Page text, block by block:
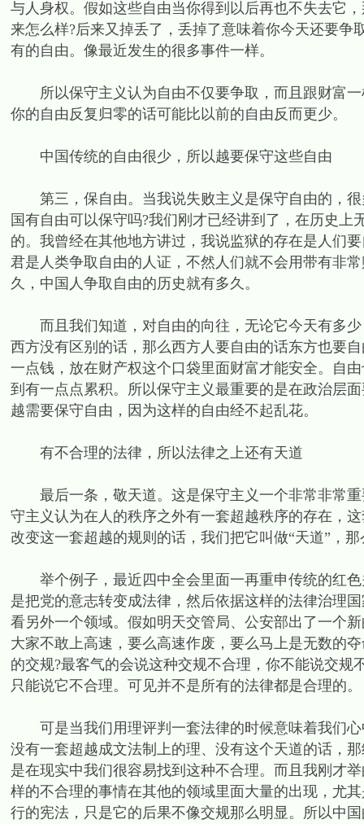
与人身权。假如这些自由当你得到以后再也不失去它
来怎么样?后来又掉丢了，丢掉了意味着你今天还要
有的自由。像最近发生的很多事件一样。
所以保守主义认为自由不仅要争取，而且跟财富一
你的自由反复归零的话可能比以前的自由反而更少。
中国传统的自由很少，所以越要保守这些自由
第三，保自由。当我说失败主义是保守自由的，很
国有自由可以保守吗?我们刚才已经讲到了，在历史
的。我曾经在其他地方讲过，我说监狱的存在是人们
君是人类争取自由的人证，不然人们就不会用带有非
久，中国人争取自由的历史就有多久。
而且我们知道，对自由的向往，无论它今天有多少
西方没有区别的话，那么西方人要自由的话东方也要
一点钱，放在财产权这个口袋里面财富才能安全。自
到有一点点累积。所以保守主义最重要的是在政治层
越需要保守自由，因为这样的自由经不起乱花。
有不合理的法律，所以法律之上还有天道
最后一条，敬天道。这是保守主义一个非常非常重
守主义认为在人的秩序之外有一套超越秩序的存在，
改变这一套超越的规则的话，我们把它叫做“天道”，
举个例子，最近四中全会里面一再重申传统的红色
是把党的意志转变成法律，然后依据这样的法律治理
看另外一个领域。假如明天交管局、公安部出了一个
大家不敢上高速，要么高速作废，要么马上是无数的
的交规?最客气的会说这种交规不合理，你不能说交
只能说它不合理。可见并不是所有的法律都是合理的。
可是当我们用理评判一套法律的时候意味着我们心
没有一套超越成文法制上的理、没有这个天道的话，
是在现实中我们很容易找到这种不合理。而且我刚才
样的不合理的事情在其他的领域里面大量的出现，尤
行的宪法，只是它的后果不像交规那么明显。所以中